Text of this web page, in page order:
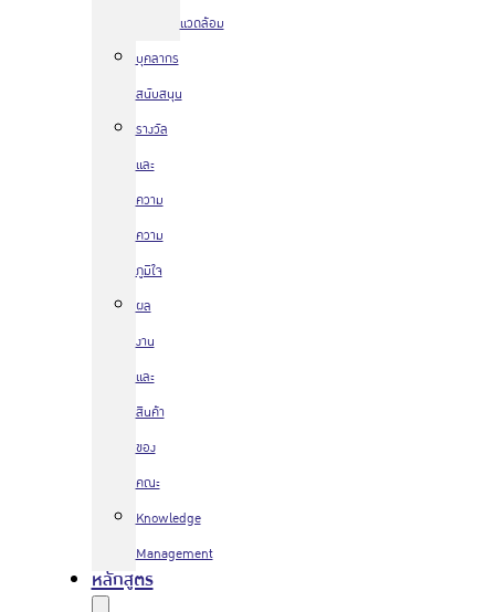
แวดล้อม
บุคลากร
สนับสนุน
รางวัล
และ
ความ
ความ
ภูมิใจ
ผล
งาน
และ
สินค้า
ของ
คณะ
Knowledge
Management
หลักสูตร